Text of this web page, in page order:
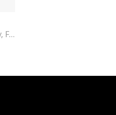
Pantofi de piele cu toc masiv, Fucsia